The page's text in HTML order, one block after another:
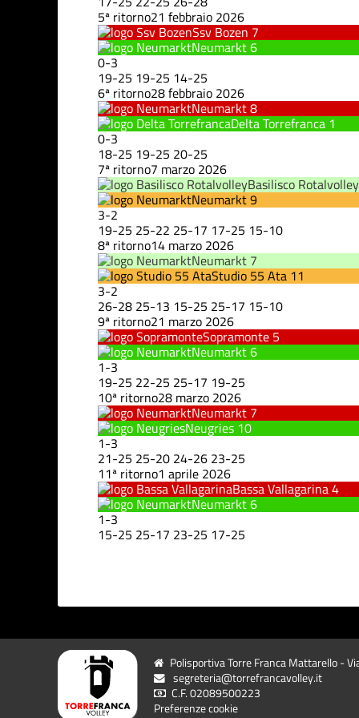
5ª ritorno21 febbraio 2026
Ssv Bozen 7
Neumarkt6
0-3
19-25 19-25 14-25
6ª ritorno28 febbraio 2026
Neumarkt8
Delta Torrefranca 1
0-3
18-25 19-25 20-25
7ª ritorno7 marzo 2026
Basilisco Rotalvolley
Neumarkt9
3-2
19-25 25-22 25-17 17-25 15-10
8ª ritorno14 marzo 2026
Neumarkt 7
Studio 55 Ata 11
3-2
26-28 25-13 15-25 25-17 15-10
9ª ritorno21 marzo 2026
Sopramonte 5
Neumarkt6
1-3
19-25 22-25 25-17 19-25
10ª ritorno28 marzo 2026
Neumarkt 7
Neugries 10
1-3
21-25 25-20 24-26 23-25
11ª ritorno1 aprile 2026
Bassa Vallagarina4
Neumarkt6
1-3
15-25 25-17 23-25 17-25
Polisportiva Torre Franca Mattarello -
segreteria@torrefrancavolley.it
C.F. 02089500223
Preferenze cookie